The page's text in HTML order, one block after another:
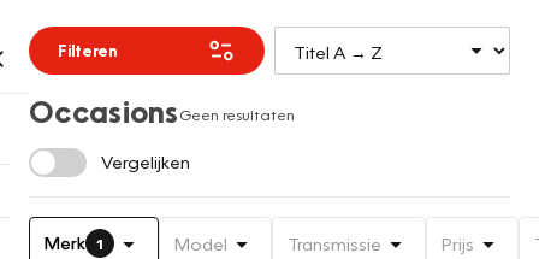
Filteren
OccasionsGeen resultaten
Vergelijken
Merk 1 Model Transmissie Prijs